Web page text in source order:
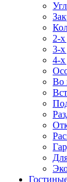
2-
3-
4-
Во